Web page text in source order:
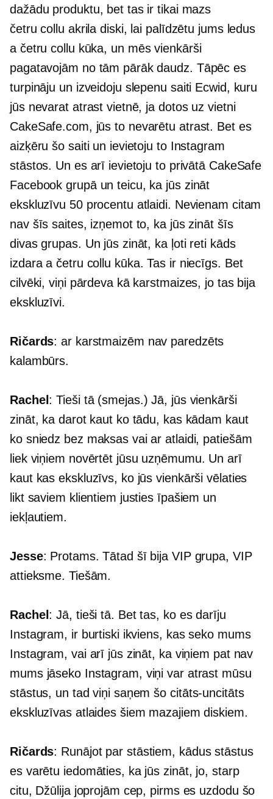
dažādu produktu, bet tas ir tikai mazs
četru collu akrila diski, lai palīdzētu jums ledus
a četru collu kūka, un mēs vienkārši
pagatavojām no tām pārāk daudz. Tāpēc es
turpināju un izveidoju slepenu saiti Ecwid, kuru
jūs nevarat atrast vietnē, ja dotos uz vietni
CakeSafe.com, jūs to nevarētu atrast. Bet es
aizķēru šo saiti un ievietoju to Instagram
stāstos. Un es arī ievietoju to privātā CakeSafe
Facebook grupā un teicu, ka jūs zināt
ekskluzīvu 50 procentu atlaidi. Nevienam citam
nav šīs saites, izņemot to, ka jūs zināt šīs
divas grupas. Un jūs zināt, ka ļoti reti kāds
izdara ačetru collu kūka. Tas ir niecīgs. Bet
cilvēki, viņi pārdeva kā karstmaizes, jo tas bija
ekskluzīvi.
Ričards: ar karstmaizēm nav paredzēts
kalambūrs.
Rachel : Tieši tā (smejas.) Jā, jūs vienkārši
zināt, ka darot kaut ko tādu, kas kādam kaut
ko sniedz bez maksas vai ar atlaidi, patiešām
liek viņiem novērtēt jūsu uzņēmumu. Un arī
kaut kas ekskluzīvs, ko jūs vienkārši vēlaties
likt saviem klientiem justies īpašiem un
iekļautiem.
Jesse: Protams. Tātad šī bija VIP grupa, VIP
attieksme. Tiešām.
Rachel : Jā, tieši tā. Bet tas, ko es darīju
Instagram, ir burtiski ikviens, kas seko mums
Instagram, vai arī jūs zināt, ka viņiem pat nav
mums jāseko Instagram, viņi var atrast mūsu
stāstus, un tad viņi saņem šo citāts-uncitāts
ekskluzīvas atlaides šiem mazajiem diskiem.
Ričards: Runājot par stāstiem, kādus stāstus
es varētu iedomāties, ka jūs zināt, jo, starp
citu, Džūlija joprojām cep, pirms es uzdodu šo